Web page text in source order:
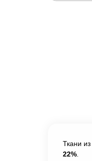
Ткани из
22%